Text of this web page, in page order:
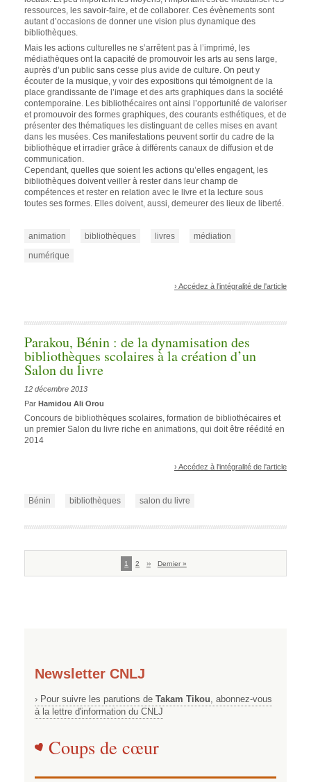
ressources, les savoir-faire, et de collaborer. Ces évènements sont
autant d’occasions de donner une vision plus dynamique des
bibliothèques.
Mais les actions culturelles ne s’arrêtent pas à l’imprimé, les
médiathèques ont la capacité de promouvoir les arts au sens large,
auprès d’un public sans cesse plus avide de culture. On peut y
écouter de la musique, y voir des expositions qui témoignent de la
place grandissante de l’image et des arts graphiques dans la société
contemporaine. Les bibliothécaires ont ainsi l’opportunité de valoriser
et promouvoir des formes graphiques, des courants esthétiques, et de
présenter des thématiques les distinguant de celles mises en avant
dans les musées. Ces manifestations peuvent sortir du cadre de la
bibliothèque et irradier grâce à différents canaux de diffusion et de
communication.
Cependant, quelles que soient les actions qu’elles engagent, les
bibliothèques doivent veiller à rester dans leur champ de
compétences et rester en relation avec le livre et la lecture sous
toutes ses formes. Elles doivent, aussi, demeurer des lieux de liberté.
animation bibliothèques livres
médiation
numérique
› Accédez à l'intégralité de l'article
Parakou, Bénin : de la dynamisation des
bibliothèques scolaires à la création d’un
Salon du livre
12 décembre 2013
Par Hamidou Ali Orou
Concours de bibliothèques scolaires, formation de bibliothécaires et
un premier Salon du livre riche en animations, qui doit être réédité en
2014
› Accédez à l'intégralité de l'article
Bénin bibliothèques salon du livre
Page
1 Page
2
Page
››
Dernière
Dernier »
Newsletter CNLJ
› Pour suivre les parutions de Takam Tikou, abonnez-vous
à la lettre d'information du CNLJ
Coups de cœur